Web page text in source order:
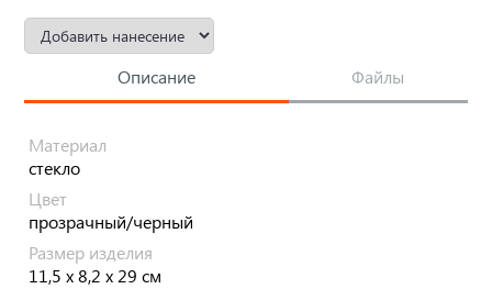
Описание Файлы
Материал
стекло
Цвет
прозрачный/черный
Размер изделия
11,5 х 8,2 х 29 см